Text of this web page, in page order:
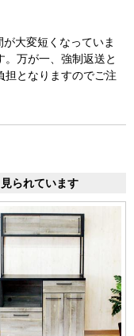
大変短くなっていま
万が一、強制返送と
担となりますのでご注
られています